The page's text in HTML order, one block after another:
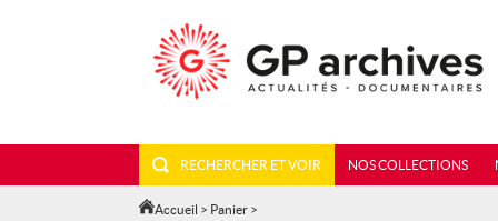
RECHERCHER ET VOIR NOS COLLECTIONS
Accueil > Panier >